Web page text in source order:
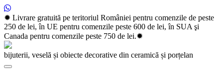
Skip
to
content
✹ Livrare gratuită pe teritoriul României pentru comenzile de peste
250 de lei, în UE pentru comenzile peste 600 de lei, în SUA şi
Canada pentru comenzile peste 750 de lei.✹
bijuterii, veselă și obiecte decorative din ceramică și porțelan